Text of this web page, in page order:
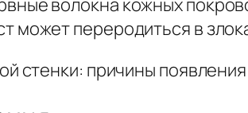
может переродиться в